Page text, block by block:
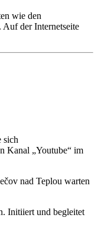
wie den
der Internetseite
sich
Kanal „Youtube“ im
nad Teplou warten
Initiiert und begleitet